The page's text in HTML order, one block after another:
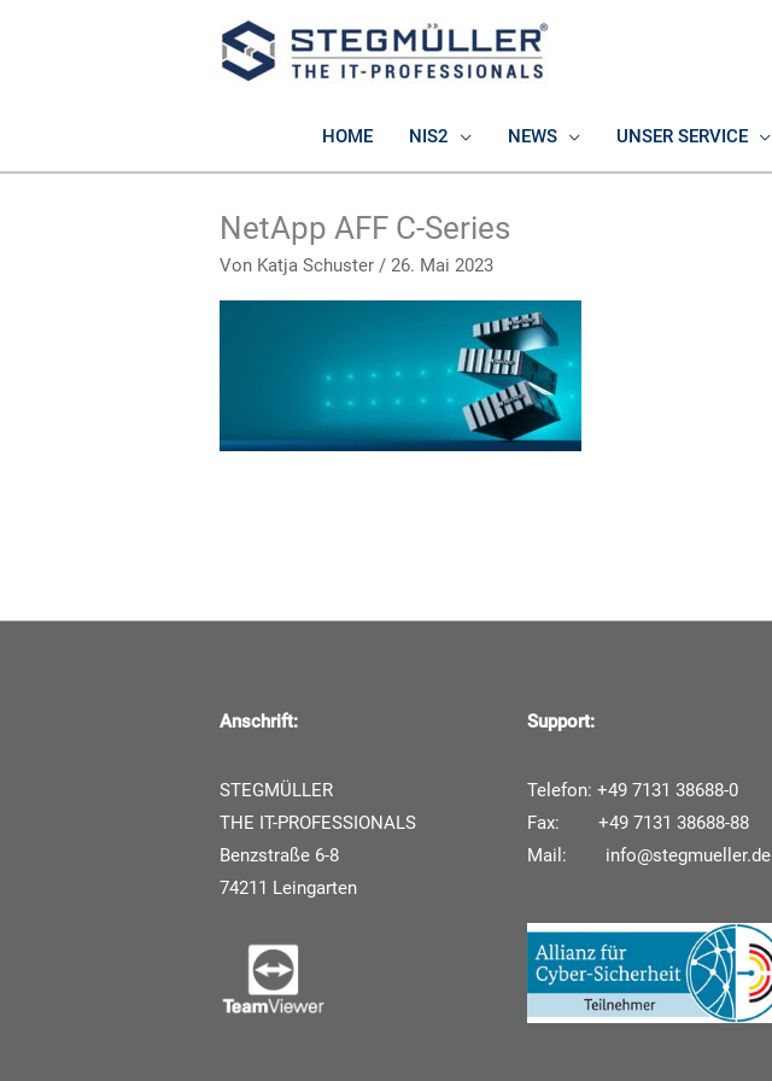
HOME NIS2 NEWS UNSER SERVICE
NetApp AFF C-Series
Von Katja Schuster / 26. Mai 2023
Anschrift:
STEGMÜLLER
THE IT-PROFESSIONALS
Benzstraße 6-8
74211 Leingarten
Support:
Telefon: +49 7131 38688-0
Fax: +49 7131 38688-88
Mail:
info@stegmueller.de